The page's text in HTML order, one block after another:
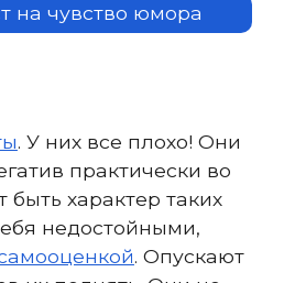
на чувство юмора
. У них все плохо! Они
практически во
характер таких
недостойными,
. Опускают